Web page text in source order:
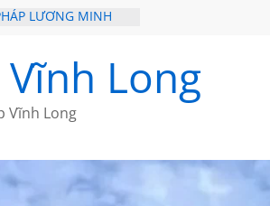
LƯƠNG MINH
NHỮNG TRANG
CHÂU LỆ DUNG
Long
Vĩnh Long